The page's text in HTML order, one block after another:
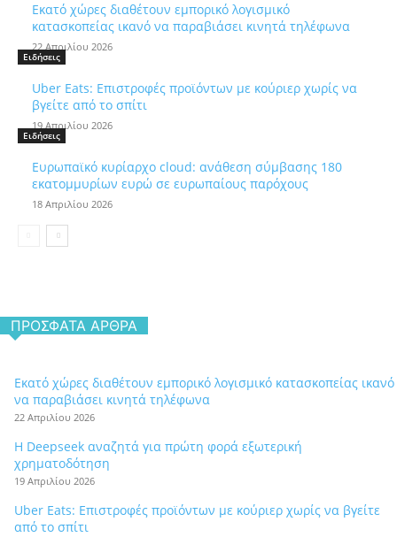
Εκατό χώρες διαθέτουν εμπορικό λογισμικό
κατασκοπείας ικανό να παραβιάσει κινητά τηλέφωνα
22 Απριλίου 2026
Ειδήσεις
Uber Eats: Επιστροφές προϊόντων με κούριερ χωρίς να
βγείτε από το σπίτι
19 Απριλίου 2026
Ειδήσεις
Ευρωπαϊκό κυρίαρχο cloud: ανάθεση σύμβασης 180
εκατομμυρίων ευρώ σε ευρωπαίους παρόχους
18 Απριλίου 2026
ΠΡΌΣΦΑΤΑ ΆΡΘΡΑ
Εκατό χώρες διαθέτουν εμπορικό λογισμικό κατασκοπείας ικανό
να παραβιάσει κινητά τηλέφωνα
22 Απριλίου 2026
Η Deepseek αναζητά για πρώτη φορά εξωτερική
χρηματοδότηση
19 Απριλίου 2026
Uber Eats: Επιστροφές προϊόντων με κούριερ χωρίς να βγείτε
από το σπίτι